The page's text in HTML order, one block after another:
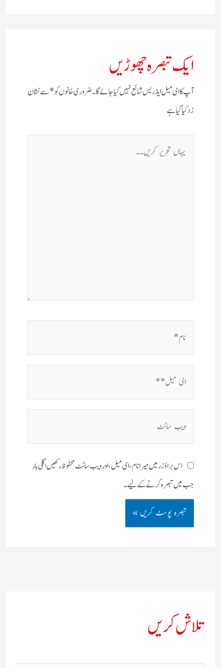
ایک تبصرہ چھوڑیں
آپ کا ای میل ایڈریس شائع نہیں کیا جائے گا۔ضروری خانوں کو*سے نشان
زد کیا گیا ہے
یہاں
تحریر
اس براؤزر میں میرا نام، ای میل، اور ویب سائٹ محفوظ رکھیں اگلی بار
جب میں تبصرہ کرنے کےلیے۔
تلاش کریں